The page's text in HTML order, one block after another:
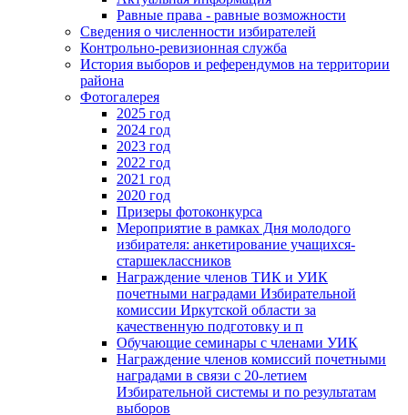
Равные права - равные возможности
Сведения о численности избирателей
Контрольно-ревизионная служба
История выборов и референдумов на территории
района
Фотогалерея
2025 год
2024 год
2023 год
2022 год
2021 год
2020 год
Призеры фотоконкурса
Мероприятие в рамках Дня молодого
избирателя: анкетирование учащихся-
старшеклассников
Награждение членов ТИК и УИК
почетными наградами Избирательной
комиссии Иркутской области за
качественную подготовку и п
Обучающие семинары с членами УИК
Награждение членов комиссий почетными
наградами в связи с 20-летием
Избирательной системы и по результатам
выборов